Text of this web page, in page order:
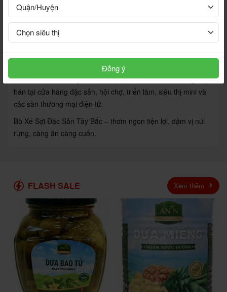
tăng hương vị.
Phù hợp sử dụng cho:
Bữa ăn gia đình, món ăn vặt, món nhậu, tiệc nhẹ, picnic, du
lịch, làm quà biếu người thân, bạn bè, đối tác hoặc trưng bày
bán tại cửa hàng đặc sản, hội chợ, triển lãm, siêu thị mini và
các sàn thương mại điện tử.
Bò Xé Sợi Đặc Sản Tây Bắc – thơm ngon tiện lợi, đậm vị núi
rừng, càng ăn càng cuốn.
FLASH SALE Xem thêm
Đồng ý